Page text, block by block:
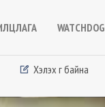
WATCHDOG
Хэлэх үг байна